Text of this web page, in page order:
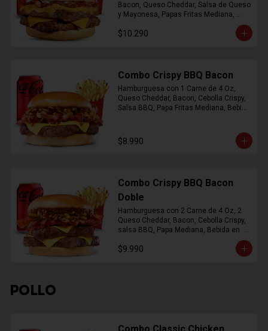
Bacon, Queso Cheddar, Salsa de Queso
y Mayonesa, Papas Fritas Mediana,
$10.290
Combo Crispy BBQ Bacon
Hamburguesa con 1 Carne de 4 Oz,
Queso Cheddar, Bacon, Cebolla Crispy,
Salsa BBQ, Papa Fritas Mediana, Bebida
$8.990
Combo Crispy BBQ Bacon
Doble
Hamburguesa con 2 Carne de 4 Oz, 2
Queso Cheddar, Bacon, Cebolla Crispy,
salsa BBQ, Papa Mediana, Bebida en
$9.990
POLLO